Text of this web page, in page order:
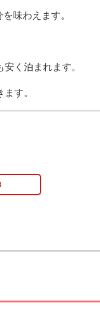
味わえます。
く泊まれます。
す。